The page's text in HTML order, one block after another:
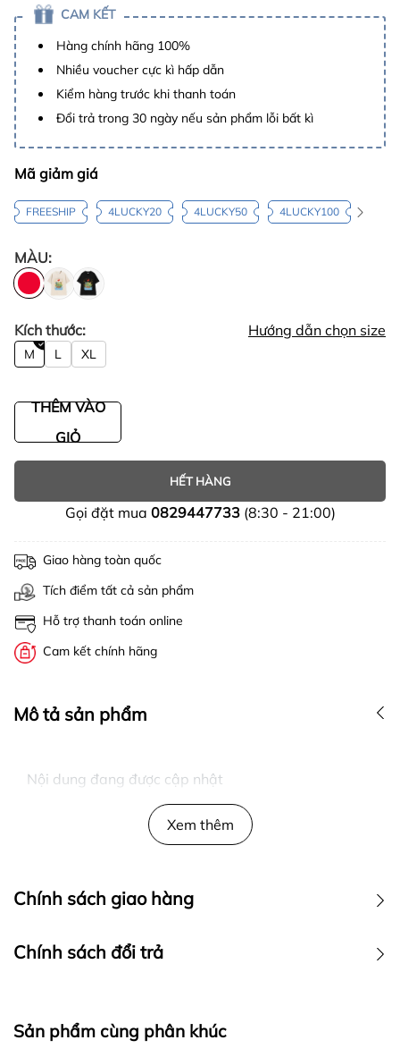
CAM KẾT
Hàng chính hãng 100%
Nhiều voucher cực kì hấp dẫn
Kiểm hàng trước khi thanh toán
Đổi trả trong 30 ngày nếu sản phẩm lỗi bất kì
Mã giảm giá
FREESHIP 4LUCKY20 4LUCKY50 4LUCKY100
MÀU:
Kích thước: Hướng dẫn chọn size
M L XL
THÊM VÀO
GIỎ
HẾT HÀNG
Gọi đặt mua 0829447733(8:30 - 21:00)
Giao hàng toàn quốc
Tích điểm tất cả sản phẩm
Hỗ trợ thanh toán online
Cam kết chính hãng
Mô tả sản phẩm
Nội dung đang được cập nhật
Xem thêm
Chính sách giao hàng
Chính sách đổi trả
Sản phẩm cùng phân khúc